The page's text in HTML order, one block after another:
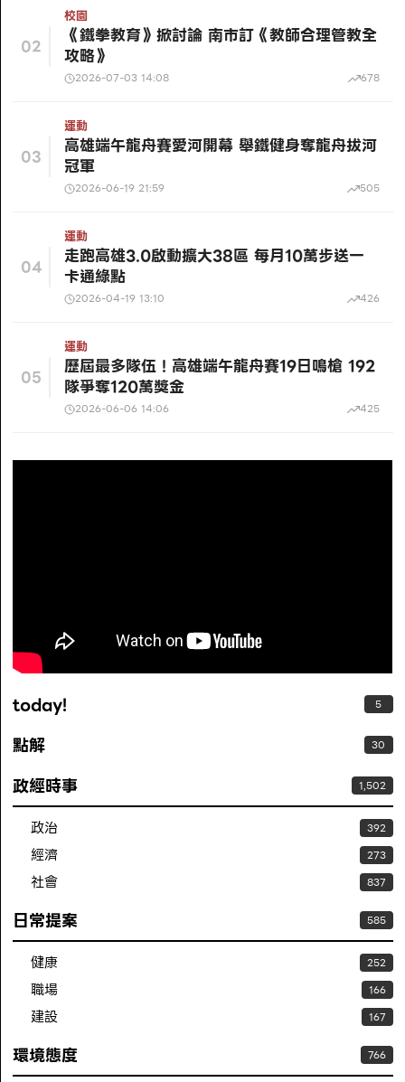
02
校園
《鐵拳教育》掀討論 南市訂《教師合理管教全
攻略》
2026-07-03 14:08 678
03
運動
高雄端午龍舟賽愛河開幕 舉鐵健身奪龍舟拔河
冠軍
2026-06-19 21:59 505
04
運動
走跑高雄3.0啟動擴大38區 每月10萬步送一
卡通綠點
2026-04-19 13:10 426
05
運動
歷屆最多隊伍！高雄端午龍舟賽19日鳴槍 192
隊爭奪120萬獎金
2026-06-06 14:06 425
today! 5
點解 30
政經時事 1,502
政治 392
經濟 273
社會 837
日常提案 585
健康 252
職場 166
建設 167
環境態度 766